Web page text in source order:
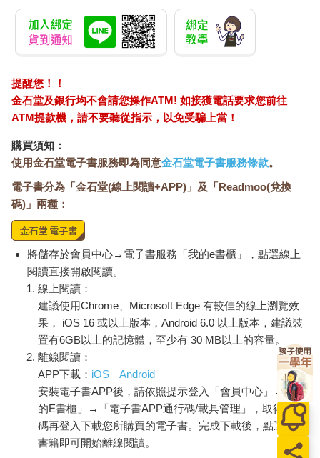
提醒您！！
金石堂及銀行均不會請您操作ATM! 如接獲電話要求您前往
ATM提款機，請不要聽從指示，以免受騙上當！
購買須知：
使用金石堂電子書服務即為同意金石堂電子書服務條款。
電子書分為「金石堂(線上閱讀+APP)」及「Readmoo(兌換
碼)」兩種：
將儲存於會員中心→電子書服務「我的e書櫃」，點選線上
閱讀直接開啟閱讀。
線上閱讀：
建議使用Chrome、Microsoft Edge 有較佳的線上瀏覽效
果， iOS 16 或以上版本，Android 6.0 以上版本，建議裝
置有6GB以上的記憶體，至少有 30 MB以上的容量。
離線閱讀：
APP下載： iOS
Android
安裝電子書APP後，請依照提示登入「會員中心」→「我
的E書櫃」→「電子書APP通行碼/載具管理」，取得通行
碼再登入下載您所購買的電子書。完成下載後，點選任一
書籍即可開始離線閱讀。